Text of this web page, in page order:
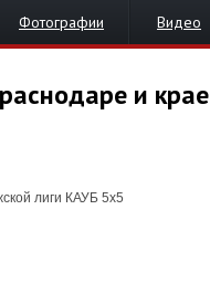
Фотографии Видео
и крае
лиги КАУБ 5х5